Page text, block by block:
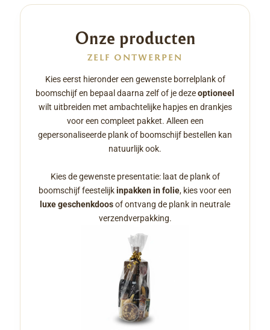
Onze producten
ZELF ONTWERPEN
Kies eerst hieronder een gewenste borrelplank of
boomschijf en bepaal daarna zelf of je dezeoptioneel
wilt uitbreiden met ambachtelijke hapjes en drankjes
voor een compleet pakket. Alleen een
gepersonaliseerde plank of boomschijf bestellen kan
natuurlijk ook.
Kies de gewenste presentatie: laat de plank of
boomschijf feestelijkinpakken in folie, kies voor een
luxe geschenkdoosof ontvang de plank in neutrale
verzendverpakking.